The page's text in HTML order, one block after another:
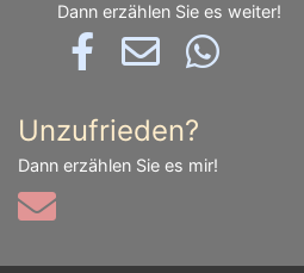
Dann erzählen Sie es weiter!
Unzufrieden?
Dann erzählen Sie es mir!